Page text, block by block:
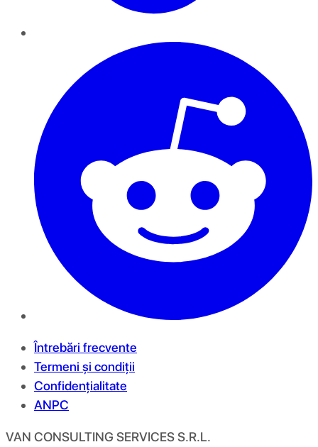
Întrebări frecvente
Termeni și condiții
Confidențialitate
ANPC
VAN CONSULTING SERVICES S.R.L.